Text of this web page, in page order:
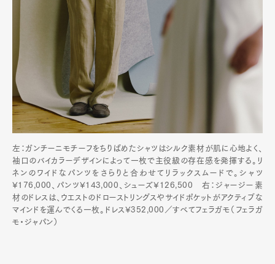
左：ガンチーニモチーフをちりばめたシャツはシルク素材が肌に心地よく、
袖口のバイカラーデザインによって一枚で主役級の存在感を発揮する。リ
ネンのワイドなパンツをさらりと合わせてリラックスムードで。シャツ
¥176,000、パンツ¥143,000、シューズ¥126,500 右：ジャージー素
材のドレスは、ウエストのドローストリングスやサイドポケットがアクティブな
マインドを運んでくる一枚。ドレス¥352,000／すべてフェラガモ（フェラガ
モ・ジャパン）